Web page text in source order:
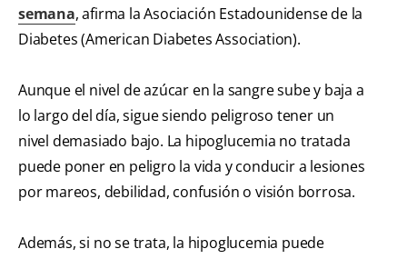
semana, afirma la Asociación Estadounidense de la
Diabetes (American Diabetes Association).
Aunque el nivel de azúcar en la sangre sube y baja a
lo largo del día, sigue siendo peligroso tener un
nivel demasiado bajo. La hipoglucemia no tratada
puede poner en peligro la vida y conducir a lesiones
por mareos, debilidad, confusión o visión borrosa.
Además, si no se trata, la hipoglucemia puede